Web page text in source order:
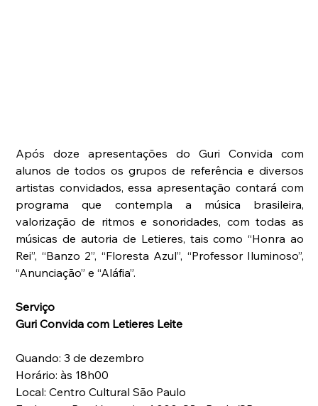
Após doze apresentações do Guri Convida com
alunos de todos os grupos de referência e diversos
artistas convidados, essa apresentação contará com
programa que contempla a música brasileira,
valorização de ritmos e sonoridades, com todas as
músicas de autoria de Letieres, tais como “Honra ao
Rei”, “Banzo 2”, “Floresta Azul”, “Professor Iluminoso”,
“Anunciação” e “Aláfia”.
Serviço
Guri Convida com Letieres Leite
Quando: 3 de dezembro
Horário: às 18h00
Local: Centro Cultural São Paulo